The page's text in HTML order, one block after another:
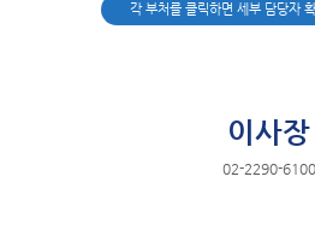
각 부처를 클릭하면 세부 담당자
이사장
02-2290-6100